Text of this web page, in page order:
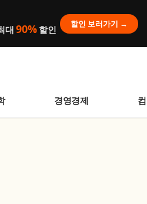
대90%할인 할인 보러가기 →
경영경제